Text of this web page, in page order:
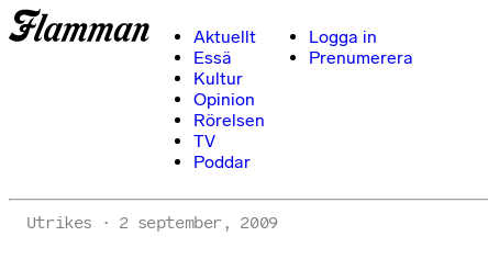
Aktuellt
Essä
Kultur
Opinion
Rörelsen
TV
Poddar
Logga in
Prenumerera
Utrikes 2 september, 2009